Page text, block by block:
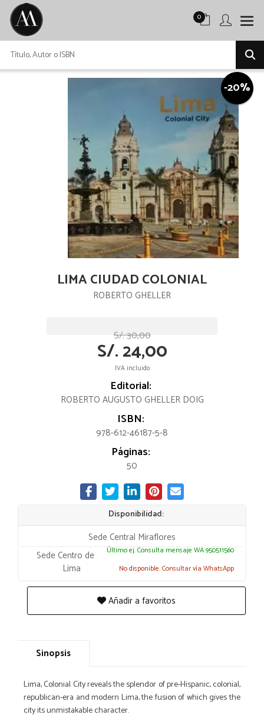
0
-20%
LIMA CIUDAD COLONIAL
ROBERTO GHELLER
S/. 30,00
S/. 24,00
IVA incluido
Editorial:
ROBERTO AUGUSTO GHELLER DOIG
ISBN:
978-612-46187-5-8
Páginas:
50
Disponibilidad:
Sede Central Miraflores
Último ej. Consulta mensaje WA 950511560
Sede Centro de
Lima
No disponible. Consultar vía WhatsApp
Añadir a favoritos
Sinopsis
Lima, Colonial City reveals the splendor of pre-Hispanic, colonial,
republican-era and modern Lima, the fusion of which gives the
city its unmistakable character.